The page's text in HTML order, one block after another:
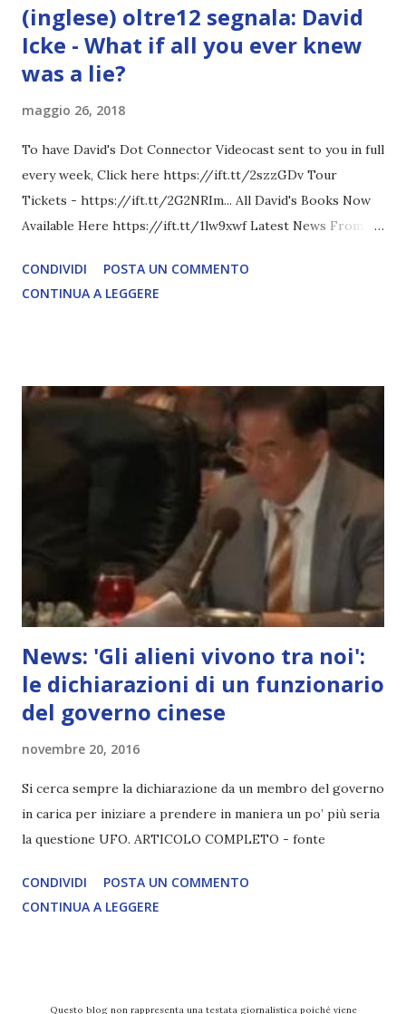
(inglese) oltre12 segnala: David
Icke - What if all you ever knew
was a lie?
maggio 26, 2018
To have David's Dot Connector Videocast sent to you in full
every week, Click here https://ift.tt/2szzGDv Tour
Tickets - https://ift.tt/2G2NRIm... All David's Books Now
Available Here https://ift.tt/1lw9xwf Latest News From
COMPLETO - fonte
CONDIVIDI
POSTA UN COMMENTO
CONTINUA A LEGGERE
News: 'Gli alieni vivono tra noi':
le dichiarazioni di un funzionario
del governo cinese
novembre 20, 2016
Si cerca sempre la dichiarazione da un membro del governo
in carica per iniziare a prendere in maniera un po’ più seria
la questione UFO. ARTICOLO COMPLETO - fonte
CONDIVIDI
POSTA UN COMMENTO
CONTINUA A LEGGERE
Questo blog non rappresenta una testata giornalistica poiché viene